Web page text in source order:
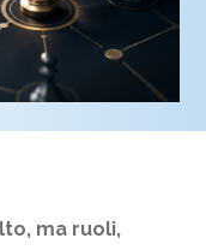
ma ruoli,